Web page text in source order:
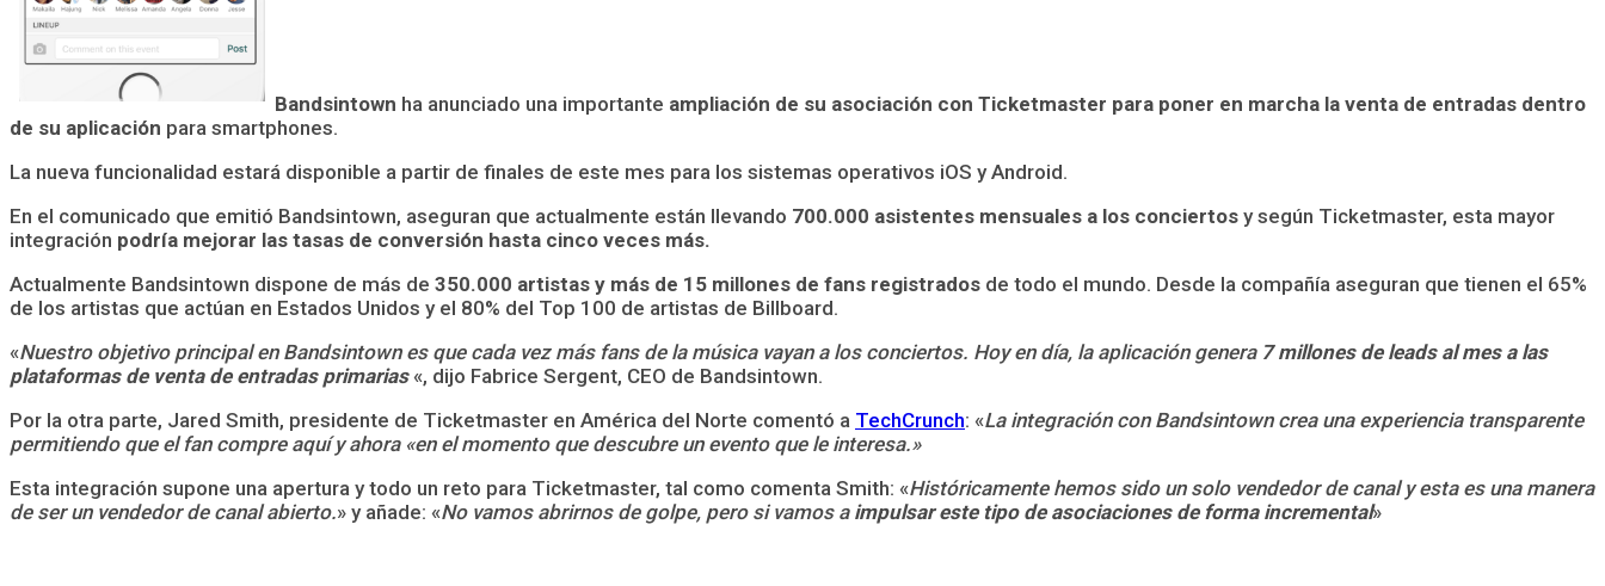
Bandsintown ha anunciado una importante ampliación de su asociación con Ticketmaster para poner en marcha la venta de entradas dentro
de su aplicación para smartphones.
La nueva funcionalidad estará disponible a partir de finales de este mes para los sistemas operativos iOS y Android.
En el comunicado que emitió Bandsintown, aseguran que actualmente están llevando 700.000 asistentes mensuales a los conciertos y según Ticketmaster, esta mayor
integración podría mejorar las tasas de conversión hasta cinco veces más.
Actualmente Bandsintown dispone de más de 350.000 artistas y más de 15 millones de fans registrados de todo el mundo. Desde la compañía aseguran que tienen el 65%
de los artistas que actúan en Estados Unidos y el 80% del Top 100 de artistas de Billboard.
«Nuestro objetivo principal en Bandsintown es que cada vez más fans de la música vayan a los conciertos. Hoy en día, la aplicación genera 7 millones de leads al mes a las
plataformas de venta de entradas primarias«, dijo Fabrice Sergent, CEO de Bandsintown.
Por la otra parte, Jared Smith, presidente de Ticketmaster en América del Norte comentó a TechCrunch: «La integración con Bandsintown crea una experiencia transparente
permitiendo que el fan compre aquí y ahora «en el momento que descubre un evento que le interesa.»
Esta integración supone una apertura y todo un reto para Ticketmaster, tal como comenta Smith: «Históricamente hemos sido un solo vendedor de canal y esta es una manera
de ser un vendedor de canal abierto.» y añade: «No vamos abrirnos de golpe, pero si vamos a impulsar este tipo de asociaciones de forma incremental»